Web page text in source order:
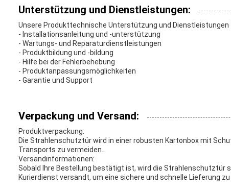
Unterstützung und Dienstleistungen:
Unsere Produkttechnische Unterstützung und
- Installationsanleitung und -unterstützung
- Wartungs- und Reparaturdienstleistungen
- Produktbildung und -bildung
- Hilfe bei der Fehlerbehebung
- Produktanpassungsmöglichkeiten
- Garantie und Support
Verpackung und Versand:
Produktverpackung:
Die Strahlenschutztür wird in einer robusten Kartonbox mit
Transports zu vermeiden.
Versandinformationen:
Sobald Ihre Bestellung bestätigt ist, wird die Strahlenschutztür
Kurierdienst versandt, um eine sichere und schnelle Lieferung